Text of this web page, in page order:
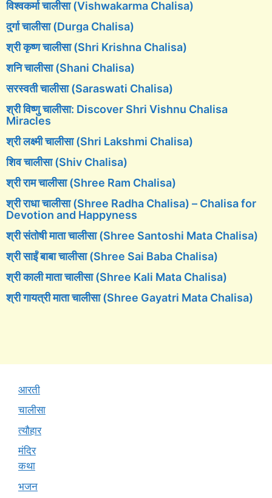
विश्वकर्मा चालीसा (Vishwakarma Chalisa)
दुर्गा चालीसा (Durga Chalisa)
श्री कृष्ण चालीसा (Shri Krishna Chalisa)
शनि चालीसा (Shani Chalisa)
सरस्वती चालीसा (Saraswati Chalisa)
श्री विष्णु चालीसा: Discover Shri Vishnu Chalisa
Miracles
श्री लक्ष्मी चालीसा (Shri Lakshmi Chalisa)
शिव चालीसा (Shiv Chalisa)
श्री राम चालीसा (Shree Ram Chalisa)
श्री राधा चालीसा (Shree Radha Chalisa) – Chalisa for
Devotion and Happyness
श्री संतोषी माता चालीसा (Shree Santoshi Mata Chalisa)
श्री साईं बाबा चालीसा (Shree Sai Baba Chalisa)
श्री काली माता चालीसा (Shree Kali Mata Chalisa)
श्री गायत्री माता चालीसा (Shree Gayatri Mata Chalisa)
आरती
चालीसा
त्यौहार
मंदिर
कथा
भजन